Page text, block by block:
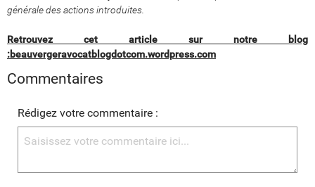
générale des actions introduites
Retrouvez cet article sur notre blog
:beauvergeravocatblogdotcom.wordpress.com​​​​​​​
Commentaires
Rédigez votre commentaire :